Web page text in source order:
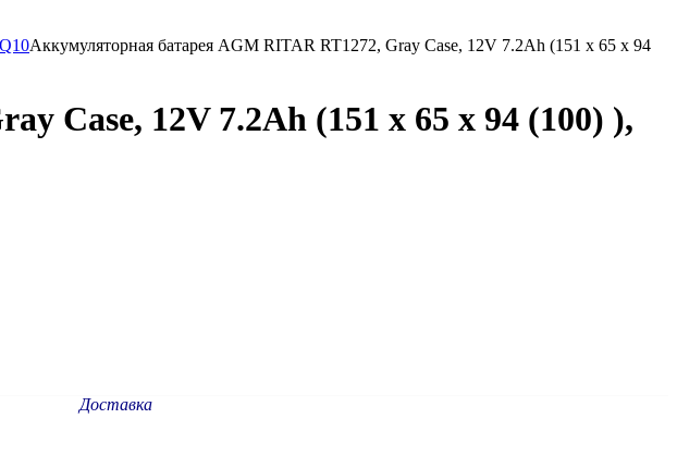
Аккумуляторная батарея AGM RITAR RT1272, Gray Case, 12V 7.2Ah (151 х 65 х 94
Case, 12V 7.2Ah (151 х 65 х 94 (100) ),